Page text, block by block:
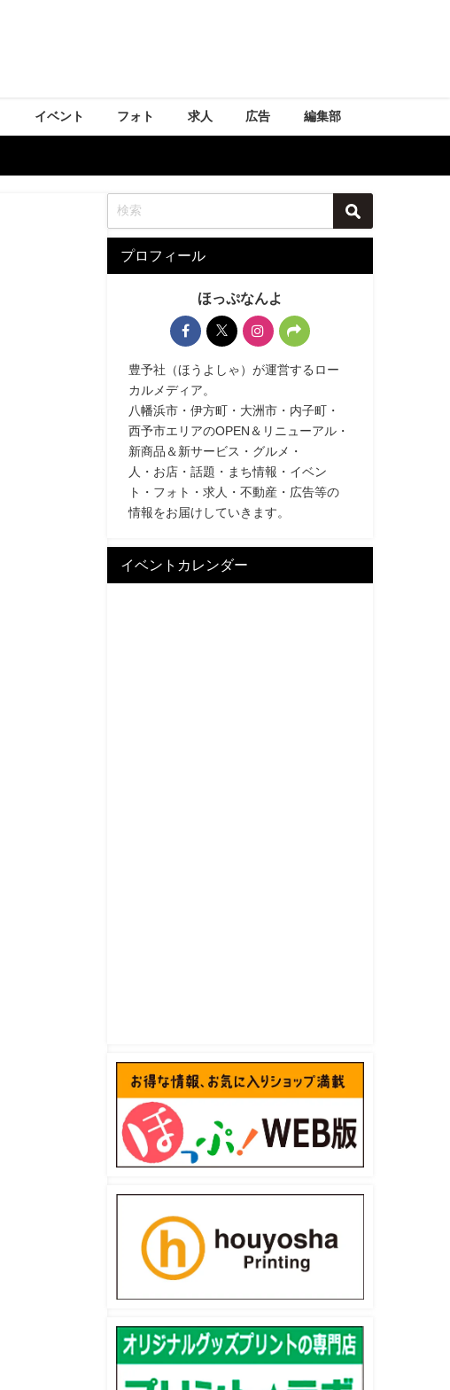
イベント フォト 求人 広告 編集部
プロフィール
ほっぷなんよ
豊予社（ほうよしゃ）が運営するロー
カルメディア。
八幡浜市・伊方町・大洲市・内子町・
西予市エリアのOPEN＆リニューアル・
新商品＆新サービス・グルメ・
人・お店・話題・まち情報・イベン
ト・フォト・求人・不動産・広告等の
情報をお届けしていきます。
イベントカレンダー